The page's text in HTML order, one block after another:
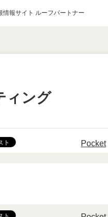
情報サイト ルーフパートナー
ィング
Pocket